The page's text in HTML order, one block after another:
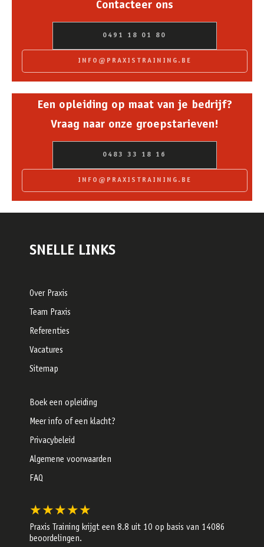
Contacteer ons
0491 18 01 80
INFO@PRAXISTRAINING.BE
Een opleiding op maat van je bedrijf?
Vraag naar onze groepstarieven!
0483 33 18 16
INFO@PRAXISTRAINING.BE
SNELLE LINKS
Over Praxis
Team Praxis
Referenties
Vacatures
Sitemap
Boek een opleiding
Meer info of een klacht?
Privacybeleid
Algemene voorwaarden
FAQ
★★★★★
Praxis Training krijgt een 8.8 uit 10 op basis van 14086
beoordelingen.